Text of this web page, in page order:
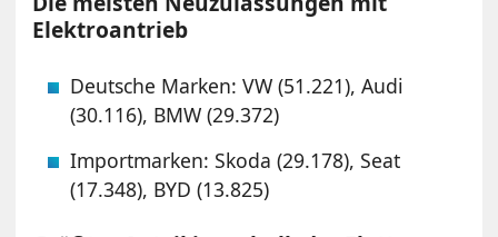
Elektroantrieb
Deutsche Marken: VW (51.221), Audi
(30.116), BMW (29.372)
Importmarken: Skoda (29.178), Seat
(17.348), BYD (13.825)